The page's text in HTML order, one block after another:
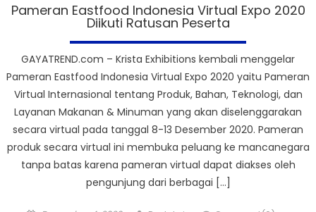
Pameran Eastfood Indonesia Virtual Expo 2020
Diikuti Ratusan Peserta
GAYATREND.com – Krista Exhibitions kembali menggelar
Pameran Eastfood Indonesia Virtual Expo 2020 yaitu Pameran
Virtual Internasional tentang Produk, Bahan, Teknologi, dan
Layanan Makanan & Minuman yang akan diselenggarakan
secara virtual pada tanggal 8-13 Desember 2020. Pameran
produk secara virtual ini membuka peluang ke mancanegara
tanpa batas karena pameran virtual dapat diakses oleh
pengunjung dari berbagai […]